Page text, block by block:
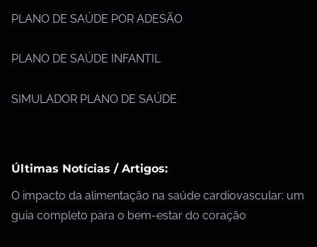
PLANO DE SAÚDE POR ADESÃO
PLANO DE SAÚDE INFANTIL
SIMULADOR PLANO DE SAÚDE
Últimas Notícias / Artigos:
O impacto da alimentação na saúde cardiovascular: um
guia completo para o bem-estar do coração